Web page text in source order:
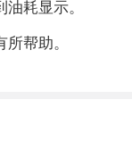
耗显示。
帮助。